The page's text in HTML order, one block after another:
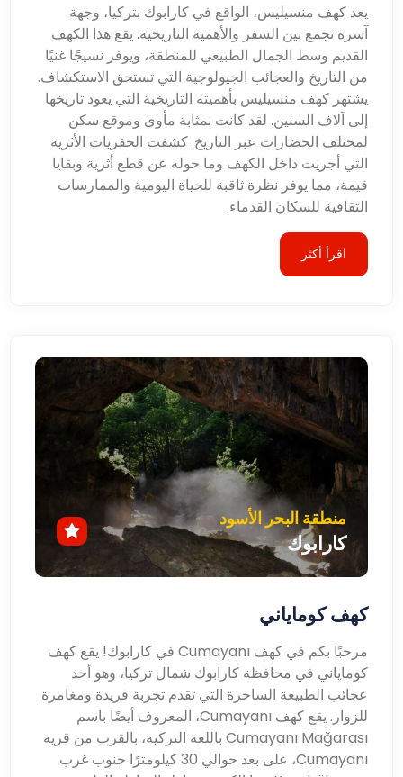
يعد كهف منسيليس، الواقع في كارابوك بتركيا، وجهة
آسرة تجمع بين السفر والأهمية التاريخية. يقع هذا الكهف
القديم وسط الجمال الطبيعي للمنطقة، ويوفر نسيجًا غنيًا
من التاريخ والعجائب الجيولوجية التي تستحق الاستكشاف.
يشتهر كهف منسيليس بأهميته التاريخية التي يعود تاريخها
إلى آلاف السنين. لقد كانت بمثابة مأوى وموقع سكن
لمختلف الحضارات عبر التاريخ. كشفت الحفريات الأثرية
التي أجريت داخل الكهف وما حوله عن قطع أثرية وبقايا
قيمة، مما يوفر نظرة ثاقبة للحياة اليومية والممارسات
الثقافية للسكان القدماء.
اقرأ أكثر
منطقة البحر الأسود
كارابوك
كهف كوماياني
مرحبًا بكم في كهف Cumayanı في كارابوك! يقع كهف
كوماياني في محافظة كارابوك شمال تركيا، وهو أحد
عجائب الطبيعة الساحرة التي تقدم تجربة فريدة ومغامرة
للزوار. يقع كهف Cumayanı، المعروف أيضًا باسم
Cumayanı Mağarası باللغة التركية، بالقرب من قرية
Cumayanı، على بعد حوالي 30 كيلومترًا جنوب غرب